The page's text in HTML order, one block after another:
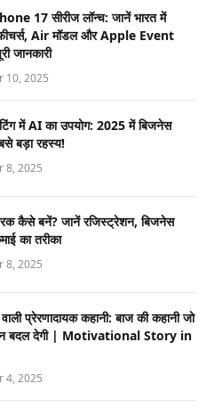
17 सीरीज लॉन्च: जानें भारत में
Air मॉडल और Apple Event
जानकारी
10, 2025
में AI का उपयोग: 2025 में बिजनेस
बड़ा रहस्य!
8, 2025
कैसे बनें? जानें रजिस्ट्रेशन, बिजनेस
का तरीका
8, 2025
प्रेरणादायक कहानी: बाज की कहानी जो
बदल देगी | Motivational Story in
4, 2025